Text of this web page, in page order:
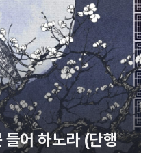
들어 하노라 (단행